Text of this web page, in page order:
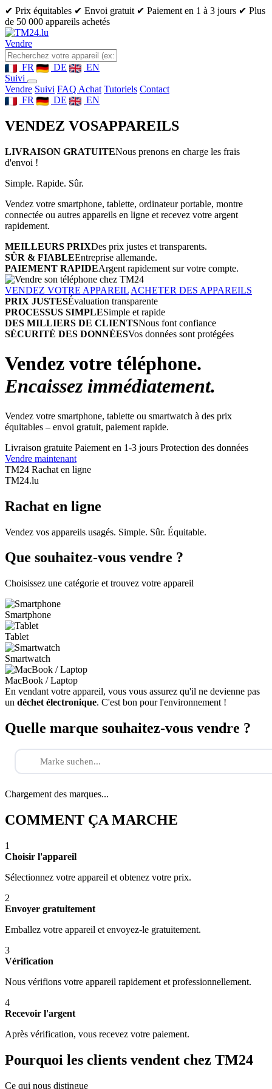
✔ Prix équitables ✔ Envoi gratuit ✔ Paiement en 1 à 3 jours ✔ Plus
de 50 000 appareils achetés
Vendre
FR DE
EN
Suivi
Vendre Suivi FAQ Achat Tutoriels Contact
FR
DE EN
VENDEZ VOSAPPAREILS
LIVRAISON GRATUITENous prenons en charge les frais
d'envoi !
Simple. Rapide. Sûr.
Vendez votre smartphone, tablette, ordinateur portable, montre
connectée ou autres appareils en ligne et recevez votre argent
rapidement.
MEILLEURS PRIXDes prix justes et transparents.
SÛR & FIABLEEntreprise allemande.
PAIEMENT RAPIDEArgent rapidement sur votre compte.
VENDEZ VOTRE APPAREIL ACHETER DES APPAREILS
PRIX JUSTESÉvaluation transparente
PROCESSUS SIMPLESimple et rapide
DES MILLIERS DE CLIENTSNous font confiance
SÉCURITÉ DES DONNÉESVos données sont protégées
Vendez votre téléphone.
Encaissez immédiatement.
Vendez votre smartphone, tablette ou smartwatch à des prix
équitables – envoi gratuit, paiement rapide.
Livraison gratuite Paiement en 1-3 jours Protection des données
Vendre maintenant
TM24 Rachat en ligne
TM24.lu
Rachat en ligne
Vendez vos appareils usagés. Simple. Sûr. Équitable.
Que souhaitez-vous vendre ?
Choisissez une catégorie et trouvez votre appareil
Smartphone
Tablet
Smartwatch
MacBook / Laptop
En vendant votre appareil, vous vous assurez qu'il ne devienne pas
un déchet électronique. C'est bon pour l'environnement !
Quelle marque souhaitez-vous vendre ?
Chargement des marques...
COMMENT ÇA MARCHE
1
Choisir l'appareil
Sélectionnez votre appareil et obtenez votre prix.
2
Envoyer gratuitement
Emballez votre appareil et envoyez-le gratuitement.
3
Vérification
Nous vérifions votre appareil rapidement et professionnellement.
4
Recevoir l'argent
Après vérification, vous recevez votre paiement.
Pourquoi les clients vendent chez TM24
Ce qui nous distingue